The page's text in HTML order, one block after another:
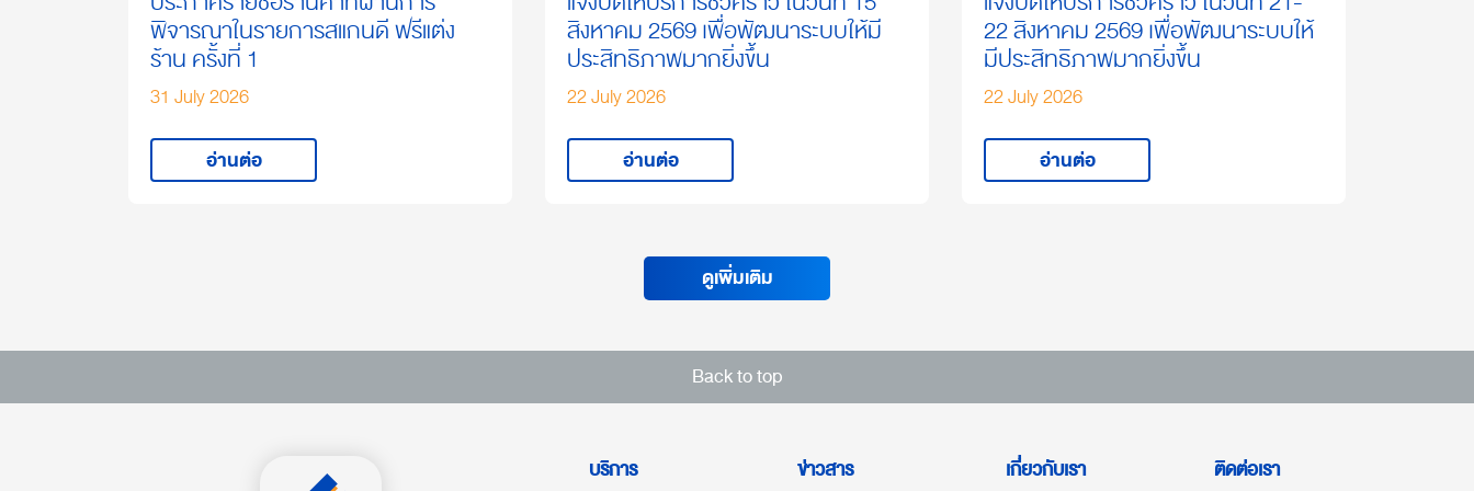
พิจารณาในรายการสแกนดี ฟรีแต่ง
ร้าน ครั้งที่ 1
31 July 2026
อ่านต่อ
สิงหาคม 2569 เพื่อพัฒนาระบบให้มี
ประสิทธิภาพมากยิ่งขึ้น
22 July 2026
อ่านต่อ
22 สิงหาคม 2569 เพื่อพัฒนาระบบให้
มีประสิทธิภาพมากยิ่งขึ้น
22 July 2026
อ่านต่อ
ดูเพิ่มเติม
Back to top
บริการ ข่าวสาร เกี่ยวกับเรา ติดต่อเรา